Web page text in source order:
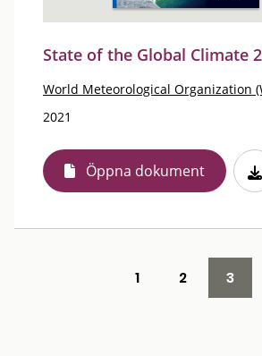
State of the Global Climate
World Meteorological Organization
2021
Öppna dokument
1 2 3